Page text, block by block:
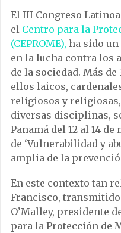
El III Congreso
el Centro para la
(CEPROME), ha sido
en la lucha contra los
de la sociedad. Más
ellos laicos,
religiosos y
diversas disciplinas,
Panamá del 12 al 14
de ‘Vulnerabilidad y
amplia de la
En este contexto tan
Francisco,
O’Malley, presidente
para la Protección de